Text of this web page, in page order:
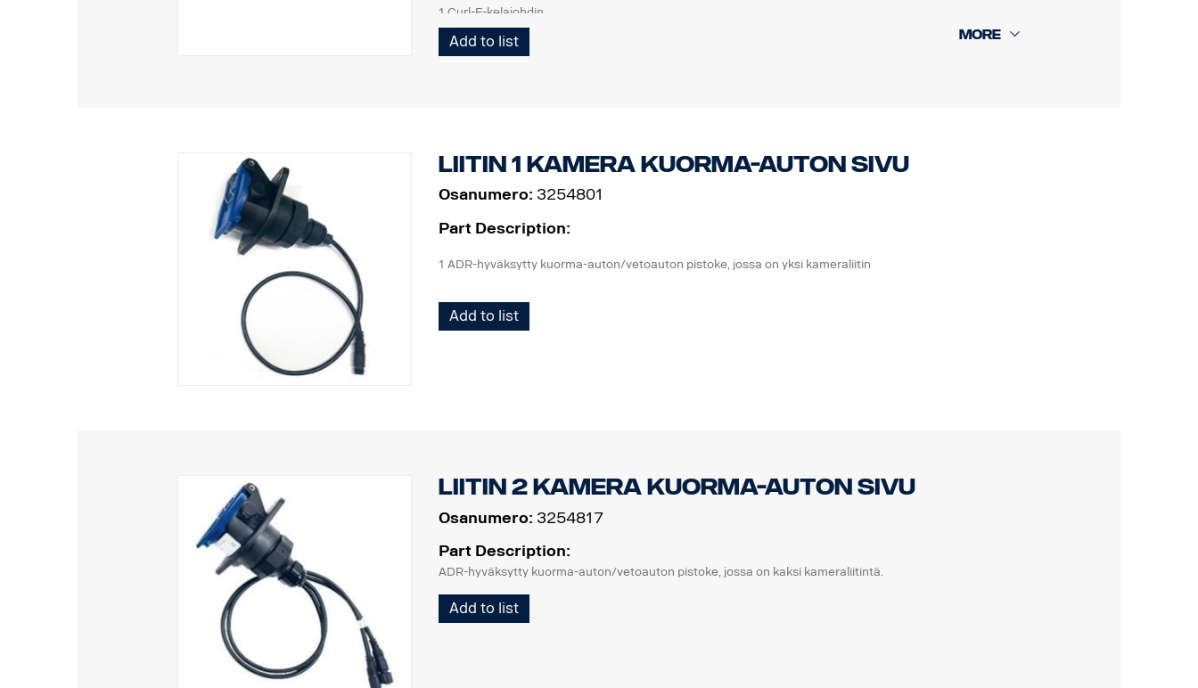
1 Curl-E-kelajohdin
1 perävaunun pistoke, jossa 3 kameraliitäntää
Add to list
Liitin 1 kamera kuorma-auton sivu
Osanumero: 3254801
Part Description:
1 ADR-hyväksytty kuorma-auton/vetoauton pistoke, jossa on yksi kameraliitin
Add to list
Liitin 2 kamera kuorma-auton sivu
Osanumero: 3254817
Part Description:
ADR-hyväksytty kuorma-auton/vetoauton pistoke, jossa on kaksi kameraliitintä.
Add to list